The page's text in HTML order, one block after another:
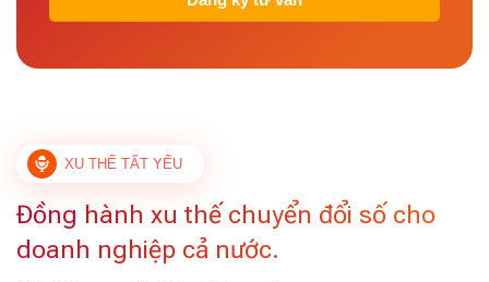
XU THẾ TẤT YẾU
Đồng hành xu thế chuyển đổi số cho
doanh nghiệp cả nước.